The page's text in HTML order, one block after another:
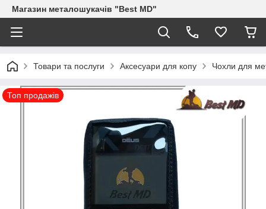
Магазин металошукачів "Best MD"
Товари та послуги Аксесуари для копу Чохли для
Топ продажів